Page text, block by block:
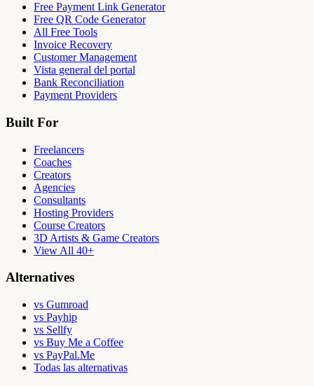
Free Payment Link Generator
Free QR Code Generator
All Free Tools
Invoice Recovery
Customer Management
Vista general del portal
Bank Reconciliation
Payment Providers
Built For
Freelancers
Coaches
Creators
Agencies
Consultants
Hosting Providers
Course Creators
3D Artists & Game Creators
View All 40+
Alternatives
vs Gumroad
vs Payhip
vs Sellfy
vs Buy Me a Coffee
vs PayPal.Me
Todas las alternativas